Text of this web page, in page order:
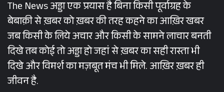
The News अड्डा एक प्रयास है बिना किसी पूर्वाग्रह के
बेबाक़ी से ख़बर को ख़बर की तरह कहने का आख़िर खबर
जब किसी के लिये अचार और किसी के सामने लाचार बनती
दिखे तब कोई तो अड्डा हो जहां से ख़बर का सही रास्ता भी
दिखे और विमर्श का मज़बूत मंच भी मिले. आख़िर ख़बर ही
जीवन है.